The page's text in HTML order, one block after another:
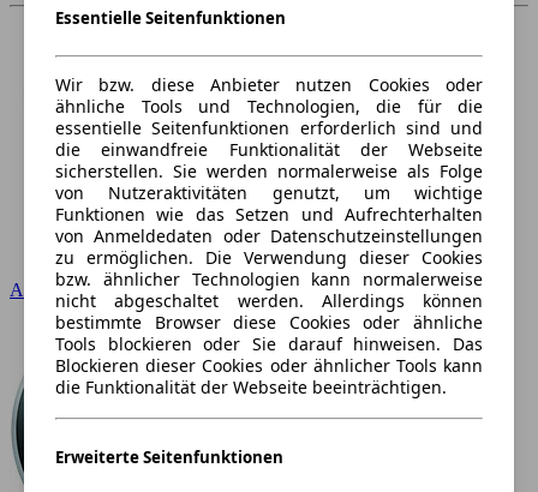
Audi
Essentielle Seitenfunktionen
Wir bzw. diese Anbieter nutzen Cookies oder
ähnliche Tools und Technologien, die für die
essentielle Seitenfunktionen erforderlich sind und
die einwandfreie Funktionalität der Webseite
sicherstellen. Sie werden normalerweise als Folge
von Nutzeraktivitäten genutzt, um wichtige
Funktionen wie das Setzen und Aufrechterhalten
von Anmeldedaten oder Datenschutzeinstellungen
zu ermöglichen. Die Verwendung dieser Cookies
bzw. ähnlicher Technologien kann normalerweise
nicht abgeschaltet werden. Allerdings können
bestimmte Browser diese Cookies oder ähnliche
Tools blockieren oder Sie darauf hinweisen. Das
Blockieren dieser Cookies oder ähnlicher Tools kann
die Funktionalität der Webseite beeinträchtigen.
Erweiterte Seitenfunktionen